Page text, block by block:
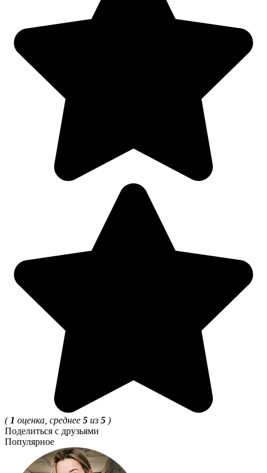
( 1 оценка, среднее 5 из 5 )
Поделиться с друзьями
Популярное